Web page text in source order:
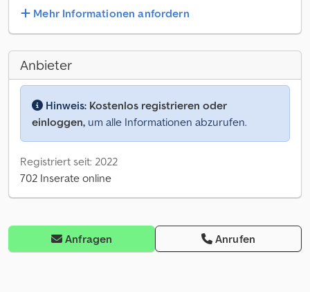
Mehr Informationen anfordern
Anbieter
Hinweis: Kostenlos registrieren oder
einloggen, um alle Informationen abzurufen.
Registriert seit: 2022
702 Inserate online
Anfragen Anrufen